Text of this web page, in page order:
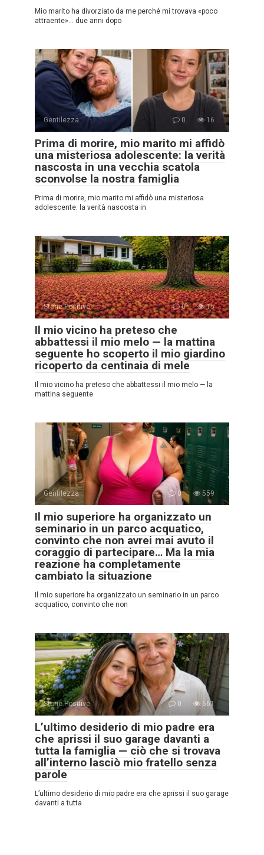
Mio marito ha divorziato da me perché mi trovava «poco
attraente»… due anni dopo
Gentilezza 0 16
Prima di morire, mio marito mi affidò
una misteriosa adolescente: la verità
nascosta in una vecchia scatola
sconvolse la nostra famiglia
Prima di morire, mio marito mi affidò una misteriosa
adolescente: la verità nascosta in
Storie Positive 0 15
Il mio vicino ha preteso che
abbattessi il mio melo — la mattina
seguente ho scoperto il mio giardino
ricoperto da centinaia di mele
Il mio vicino ha preteso che abbattessi il mio melo — la
mattina seguente
Gentilezza 0 559
Il mio superiore ha organizzato un
seminario in un parco acquatico,
convinto che non avrei mai avuto il
coraggio di partecipare… Ma la mia
reazione ha completamente
cambiato la situazione
Il mio superiore ha organizzato un seminario in un parco
acquatico, convinto che non
Storie Positive 0 661
L’ultimo desiderio di mio padre era
che aprissi il suo garage davanti a
tutta la famiglia — ciò che si trovava
all’interno lasciò mio fratello senza
parole
L’ultimo desiderio di mio padre era che aprissi il suo garage
davanti a tutta